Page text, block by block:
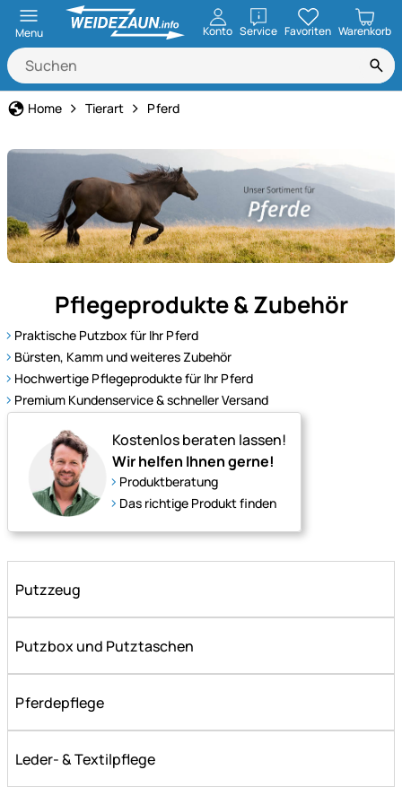
Menu Konto ServiceöffnenFavoriten Warenkorb
Home Tierart Pferd
Sortiment
für
Pferde
–
alles
für
Pflege,
Haltung
Wohlbefinden.
Pflegeprodukte & Zubehör
Praktische Putzbox für Ihr Pferd
Bürsten, Kamm und weiteres Zubehör
Hochwertige Pflegeprodukte für Ihr Pferd
Premium Kundenservice & schneller Versand
Kostenlos beraten lassen!
Wir helfen Ihnen gerne!
Produktberatung
Das richtige Produkt finden
Putzzeug
Putzbox und Putztaschen
Pferdepflege
Leder- & Textilpflege